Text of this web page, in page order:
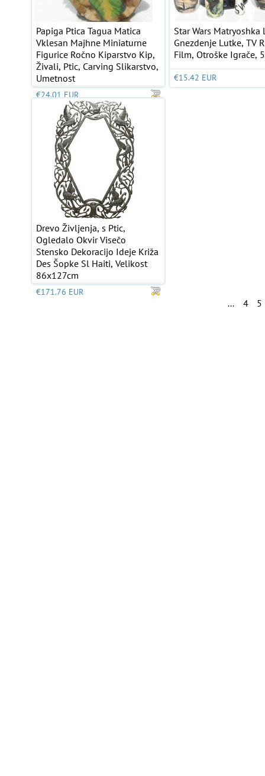
Papiga Ptica Tagua Matica
Vklesan Majhne Miniaturne
Figurice Ročno Kiparstvo Kip,
Živali, Ptic, Carving Slikarstvo,
Umetnost
€24.01 EUR
Star Wars Matryoshka
Gnezdenje Lutke, TV
Film, Otroške Igrače,
€15.42 EUR
Drevo Življenja, s Ptic,
Ogledalo Okvir Visečo
Stensko Dekoracijo Ideje Križa
Des Šopke Sl Haiti, Velikost
86x127cm
€171.76 EUR
... 4 5